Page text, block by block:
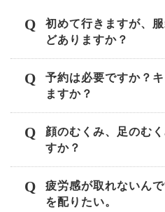
初めて行きますが、
どありますか？
予約は必要ですか？
ますか？
顔のむくみ、足のむ
すか？
疲労感が取れないん
を配りたい。